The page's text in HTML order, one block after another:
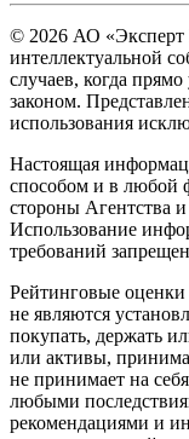
© 2026 АО «Эксперт
интеллектуальной
случаев, когда
законом.
использования
Настоящая
способом и в любой
стороны Агентства
Использование
требований
Рейтинговые
не являются
покупать, держать
или активы,
не принимает на
любыми
рекомендациями и